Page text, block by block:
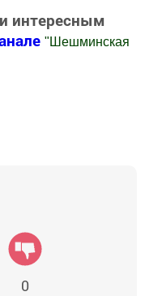
интересным
" Шешминская
0